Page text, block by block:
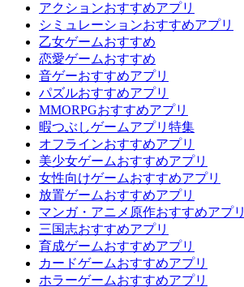
アクションおすすめアプリ
シミュレーションおすすめアプリ
乙女ゲームおすすめ
恋愛ゲームおすすめ
音ゲーおすすめアプリ
パズルおすすめアプリ
MMORPGおすすめアプリ
暇つぶしゲームアプリ特集
オフラインおすすめアプリ
美少女ゲームおすすめアプリ
女性向けゲームおすすめアプリ
放置ゲームおすすめアプリ
マンガ・アニメ原作おすすめアプリ
三国志おすすめアプリ
育成ゲームおすすめアプリ
カードゲームおすすめアプリ
ホラーゲームおすすめアプリ